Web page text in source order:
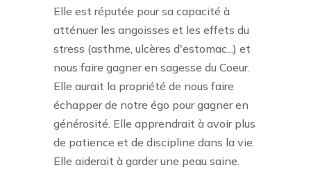
Elle est réputée pour sa capacité à
atténuer les angoisses et les effets du
stress (asthme, ulcères d'estomac...) et
nous faire gagner en sagesse du Coeur.
Elle aurait la propriété de nous faire
échapper de notre égo pour gagner en
générosité. Elle apprendrait à avoir plus
de patience et de discipline dans la vie.
Elle aiderait à garder une peau saine.